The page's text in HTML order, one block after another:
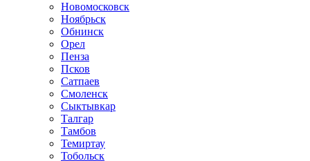
Новомосковск
Ноябрьск
Обнинск
Орел
Пенза
Псков
Сатпаев
Смоленск
Сыктывкар
Талгар
Тамбов
Темиртау
Тобольск